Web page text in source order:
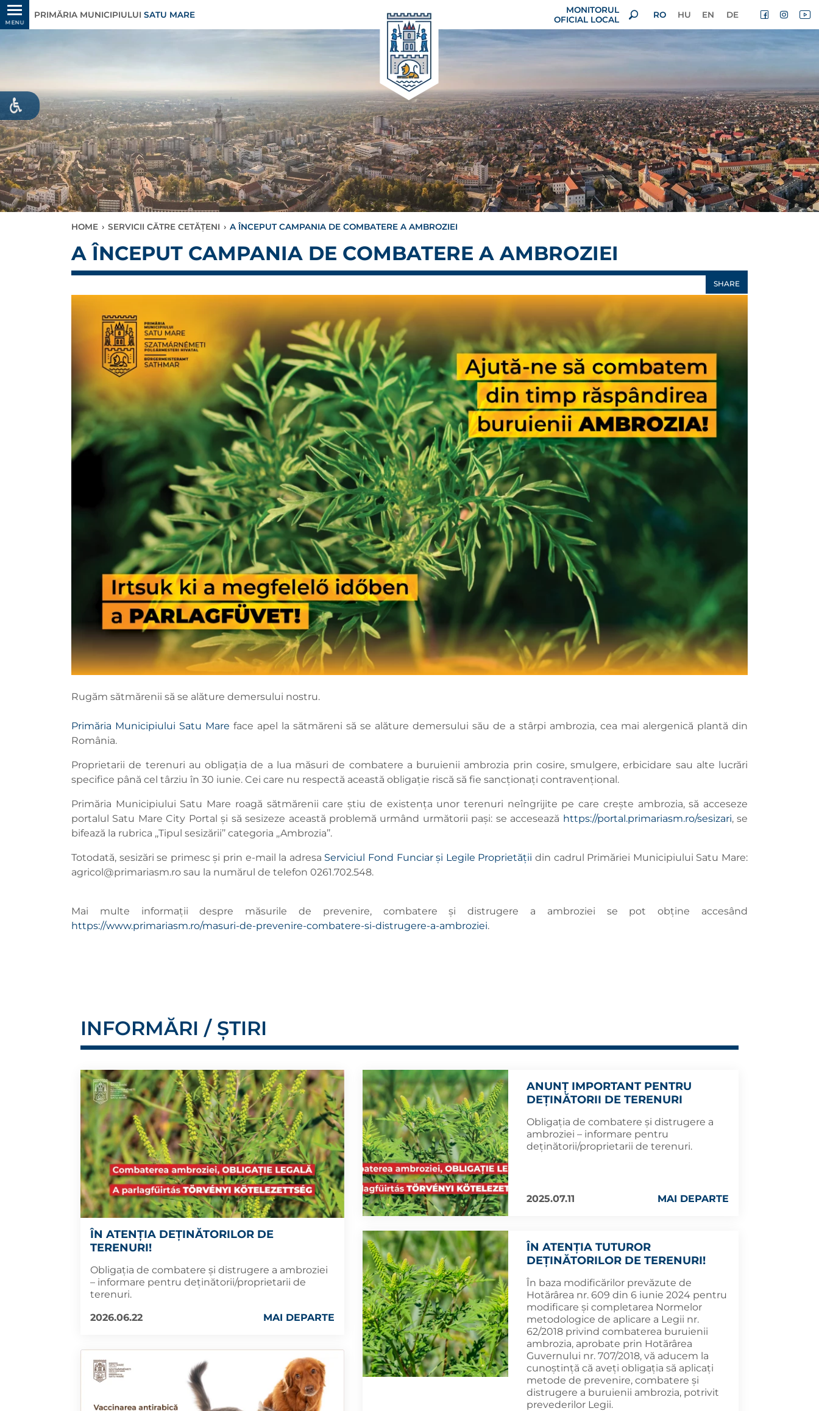
MENU
PRIMĂRIA MUNICIPIULUI SATU MARE
MONITORUL
OFICIAL LOCAL
RO HU EN DE
HOME › SERVICII CĂTRE CETĂȚENI › A ÎNCEPUT CAMPANIA DE COMBATERE A AMBROZIEI
A ÎNCEPUT CAMPANIA DE COMBATERE A AMBROZIEI
SHARE
Rugăm sătmărenii să se alăture demersului nostru.
Primăria Municipiului Satu Mare face apel la sătmăreni să se alăture demersului său de a stârpi ambrozia, cea mai alergenică plantă din
România.
Proprietarii de terenuri au obligația de a lua măsuri de combatere a buruienii ambrozia prin cosire, smulgere, erbicidare sau alte lucrări
specifice până cel târziu în 30 iunie. Cei care nu respectă această obligație riscă să fie sancționați contravențional.
Primăria Municipiului Satu Mare roagă sătmărenii care știu de existența unor terenuri neîngrijite pe care crește ambrozia, să acceseze
portalul Satu Mare City Portal și să sesizeze această problemă urmând următorii pași: se accesează https://portal.primariasm.ro/sesizari, se
bifează la rubrica ,,Tipul sesizării’’ categoria ,,Ambrozia’’.
Totodată, sesizări se primesc și prin e-mail la adresa Serviciul Fond Funciar și Legile Proprietățiidin cadrul Primăriei Municipiului Satu Mare:
agricol@primariasm.ro sau la numărul de telefon 0261.702.548.
Mai multe informații despre măsurile de prevenire, combatere și distrugere a ambroziei se pot obține accesând
https://www.primariasm.ro/masuri-de-prevenire-combatere-si-distrugere-a-ambroziei.
INFORMĂRI / ȘTIRI
ÎN ATENȚIA DEȚINĂTORILOR DE
TERENURI!
Obligația de combatere și distrugere a ambroziei
– informare pentru deținătorii/proprietarii de
terenuri.
2026.06.22
MAI DEPARTE
ANUNȚ IMPORTANT PENTRU
DEȚINĂTORII DE TERENURI
Obligația de combatere și distrugere a
ambroziei – informare pentru
deținătorii/proprietarii de terenuri.
2025.07.11 MAI DEPARTE
ÎN ATENȚIA TUTUROR
DEȚINĂTORILOR DE TERENURI!
În baza modificărilor prevăzute de
Hotărârea nr. 609 din 6 iunie 2024 pentru
modificare și completarea Normelor
metodologice de aplicare a Legii nr.
62/2018 privind combaterea buruienii
ambrozia, aprobate prin Hotărârea
Guvernului nr. 707/2018, vă aducem la
cunoștință că aveți obligația să aplicaţi
metode de prevenire, combatere şi
distrugere a buruienii ambrozia, potrivit
prevederilor Legii.